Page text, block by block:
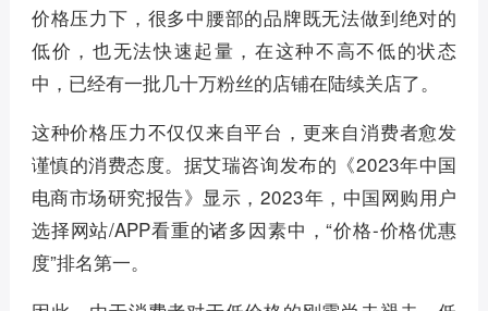
价格压力下，很多中腰部的品牌既无法做到绝对的
低价，也无法快速起量，在这种不高不低的状态
中，已经有一批几十万粉丝的店铺在陆续关店了。
这种价格压力不仅仅来自平台，更来自消费者愈发
谨慎的消费态度。据艾瑞咨询发布的《2023年中国
电商市场研究报告》显示，2023年，中国网购用户
选择网站/APP看重的诸多因素中，“价格-价格优惠
度”排名第一。